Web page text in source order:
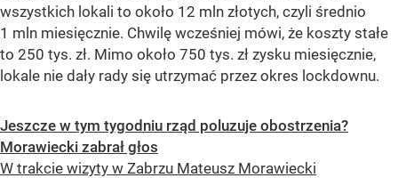
wszystkich lokali to około 12 mln złotych, czyli średnio
1 mln miesięcznie. Chwilę wcześniej mówi, że koszty stałe
to 250 tys. zł. Mimo około 750 tys. zł zysku miesięcznie,
lokale nie dały rady się utrzymać przez okres lockdownu.
Jeszcze w tym tygodniu rząd poluzuje obostrzenia?
Morawiecki zabrał głos
W trakcie wizyty w Zabrzu Mateusz Morawiecki